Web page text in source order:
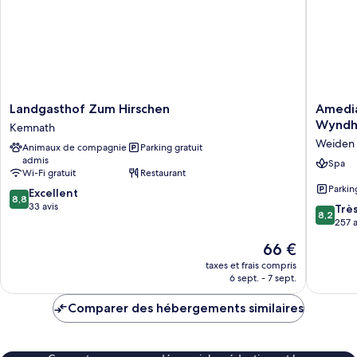
Landgasthof
Zum
Hirschen
Kemnath
Landgasthof Zum Hirschen
Kemnath
Animaux de compagnie
admis
Parking gratuit
Wi-Fi gratuit
Restaurant
8.8
sur
8,8 Excellent
33 avis
Le
nouveau
prix
de
66 €
taxes et frais compris
6 sept. - 7 sept.
Amedia
Weiden,
by
Weiden
in
der
Spa
8.2
sur
8,2
257
Comparer des hébergements similaires